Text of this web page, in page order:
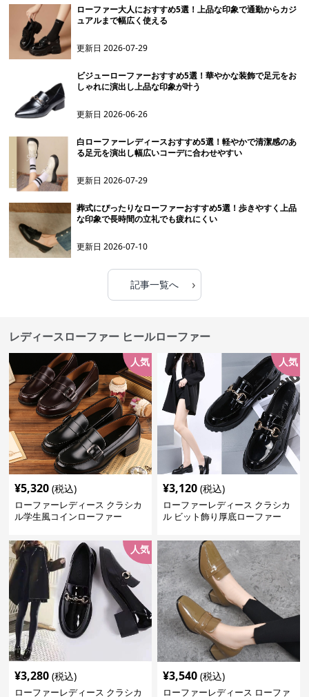
ローファー大人におすすめ5選！上品な印象で通勤からカジ
ュアルまで幅広く使える
更新日2026-07-29
ビジューローファーおすすめ5選！華やかな装飾で足元をお
しゃれに演出し上品な印象が叶う
更新日2026-06-26
白ローファーレディースおすすめ5選！軽やかで清潔感のあ
る足元を演出し幅広いコーデに合わせやすい
更新日2026-07-29
葬式にぴったりなローファーおすすめ5選！歩きやすく上品
な印象で長時間の立礼でも疲れにくい
更新日2026-07-10
記事一覧へ ›
レディースローファー ヒールローファー
人気
¥5,320 (税込)
ローファーレディース クラシカ
ル学生風コインローファー
人気
¥3,120 (税込)
ローファーレディース クラシカ
ル ビット飾り厚底ローファー
人気
¥3,280 (税込)
ローファーレディース クラシカ
¥3,540 (税込)
ローファーレディース ローファ